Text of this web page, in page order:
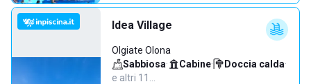
Idea Village
Olgiate Olona
Sabbiosa· Cabine· Doccia calda·
e altri 11…